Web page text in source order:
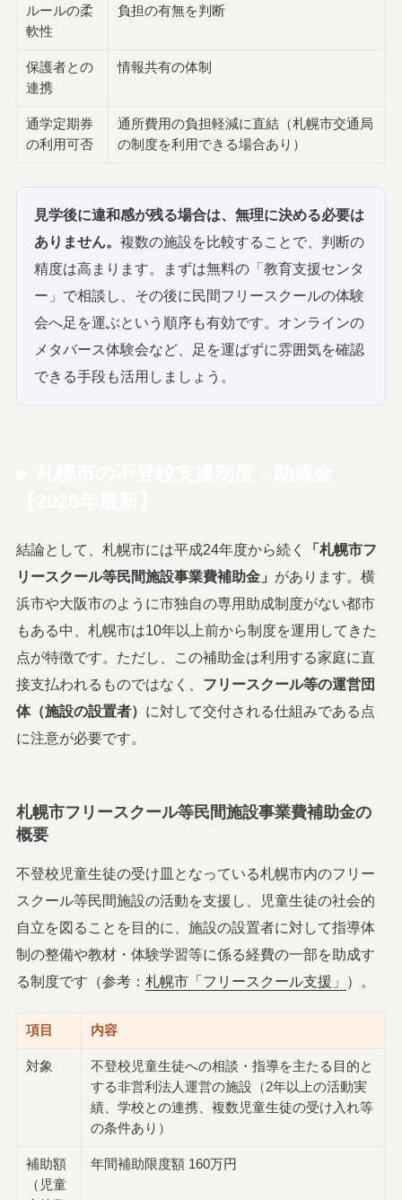
ルールの柔
軟性
負担の有無を判断
保護者との
連携
情報共有の体制
通学定期券
の利用可否
通所費用の負担軽減に直結（札幌市交通局
の制度を利用できる場合あり）
見学後に違和感が残る場合は、無理に決める必要は
ありません。複数の施設を比較することで、判断の
精度は高まります。まずは無料の「教育支援センタ
ー」で相談し、その後に民間フリースクールの体験
会へ足を運ぶという順序も有効です。オンラインの
メタバース体験会など、足を運ばずに雰囲気を確認
できる手段も活用しましょう。
結論として、札幌市には平成24年度から続く
「札幌市フ
リースクール等民間施設事業費補助金」 があります。横
浜市や大阪市のように市独自の専用助成制度がない都市
もある中、札幌市は10年以上前から制度を運用してきた
点が特徴です。ただし、この補助金は利用する家庭に直
接支払われるものではなく、 フリースクール等の運営団
体（施設の設置者） に対して交付される仕組みである点
に注意が必要です。
札幌市フリースクール等民間施設事業費補助金の
概要
不登校児童生徒の受け皿となっている札幌市内のフリー
スクール等民間施設の活動を支援し、児童生徒の社会的
自立を図ることを目的に、施設の設置者に対して指導体
制の整備や教材・体験学習等に係る経費の一部を助成す
る制度です（参考： 札幌市「フリースクール支援」 ）。
項目 内容
対象
不登校児童生徒への相談・指導を主たる目的と
する非営利法人運営の施設（2年以上の活動実
績、学校との連携、複数児童生徒の受け入れ等
の条件あり）
補助額
（児童
年間補助限度額 160万円